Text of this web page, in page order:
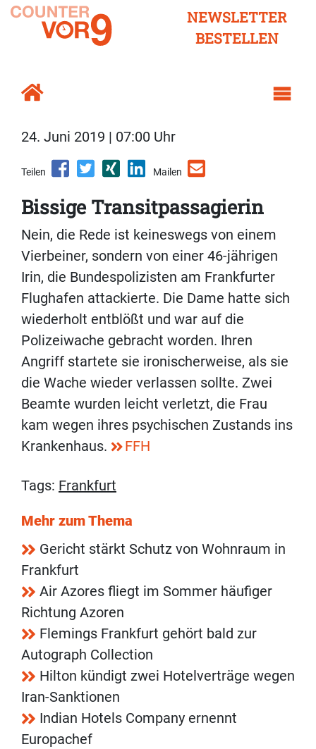
NEWSLETTER
BESTELLEN
24. Juni 2019 | 07:00 Uhr
Teilen Mailen
Bissige Transitpassagierin
Nein, die Rede ist keineswegs von einem
Vierbeiner, sondern von einer 46-jährigen
Irin, die Bundespolizisten am Frankfurter
Flughafen attackierte. Die Dame hatte sich
wiederholt entblößt und war auf die
Polizeiwache gebracht worden. Ihren
Angriff startete sie ironischerweise, als sie
die Wache wieder verlassen sollte. Zwei
Beamte wurden leicht verletzt, die Frau
kam wegen ihres psychischen Zustands ins
Krankenhaus.
FFH
Tags: Frankfurt
Mehr zum Thema
Gericht stärkt Schutz von Wohnraum in
Frankfurt
Air Azores fliegt im Sommer häufiger
Richtung Azoren
Flemings Frankfurt gehört bald zur
Autograph Collection
Hilton kündigt zwei Hotelverträge wegen
Iran-Sanktionen
Indian Hotels Company ernennt
Europachef